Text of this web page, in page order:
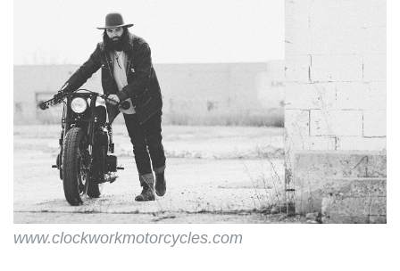
www.clockworkmotorcycles.com